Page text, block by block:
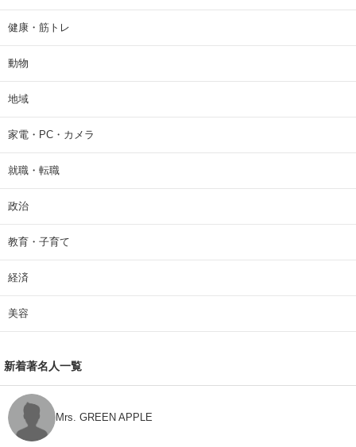
健康・筋トレ
動物
地域
家電・PC・カメラ
就職・転職
政治
教育・子育て
経済
美容
新着著名人一覧
Mrs. GREEN APPLE